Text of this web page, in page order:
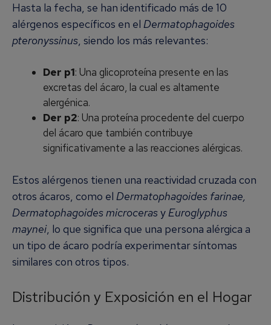
Hasta la fecha, se han identificado más de 10
alérgenos específicos en el Dermatophagoides
pteronyssinus, siendo los más relevantes:
Der p1: Una glicoproteína presente en las
excretas del ácaro, la cual es altamente
alergénica.
Der p2: Una proteína procedente del cuerpo
del ácaro que también contribuye
significativamente a las reacciones alérgicas.
Estos alérgenos tienen una reactividad cruzada con
otros ácaros, como el Dermatophagoides farinae,
Dermatophagoides microcerasyEuroglyphus
maynei, lo que significa que una persona alérgica a
un tipo de ácaro podría experimentar síntomas
similares con otros tipos.
Distribución y Exposición en el Hogar